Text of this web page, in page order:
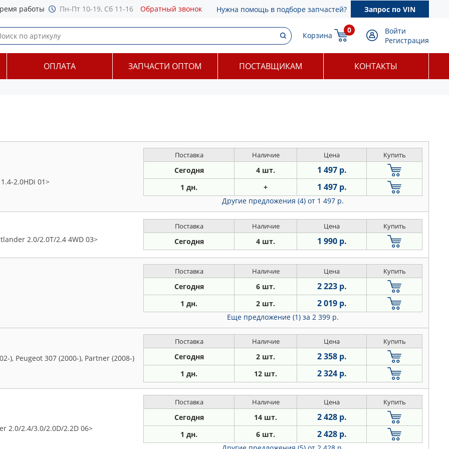
работы Пн-Пт 10-19, Сб 11-16 Обратный звонок Нужна помощь в подборе запчастей? Запрос по VIN
Корзина
0
Войти
Регистрация
ОПЛАТА ЗАПЧАСТИ ОПТОМ ПОСТАВЩИКАМ КОНТАКТЫ
2.0HDi 01>
Поставка Наличие Цена Купить
Сегодня 4 шт. 1 497 р.
1 дн. + 1 497 р.
Другие предложения (4) от 1 497 р.
2.0/2.0T/2.4 4WD 03>
Поставка Наличие Цена Купить
Сегодня 4 шт. 1 990 р.
Поставка Наличие Цена Купить
Сегодня 6 шт. 2 223 р.
1 дн. 2 шт. 2 019 р.
Еще предложение (1) за 2 399 р.
), Peugeot 307 (2000-), Partner (2008-)
Поставка Наличие Цена Купить
Сегодня 2 шт. 2 358 р.
1 дн. 12 шт. 2 324 р.
2.0/2.4/3.0/2.0D/2.2D 06>
Поставка Наличие Цена Купить
Сегодня 14 шт. 2 428 р.
1 дн. 6 шт. 2 428 р.